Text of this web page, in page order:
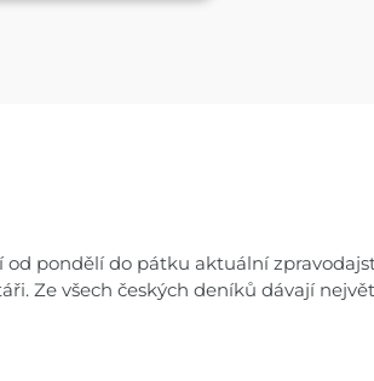
od pondělí do pátku aktuální
Ze všech českých deníků dávají